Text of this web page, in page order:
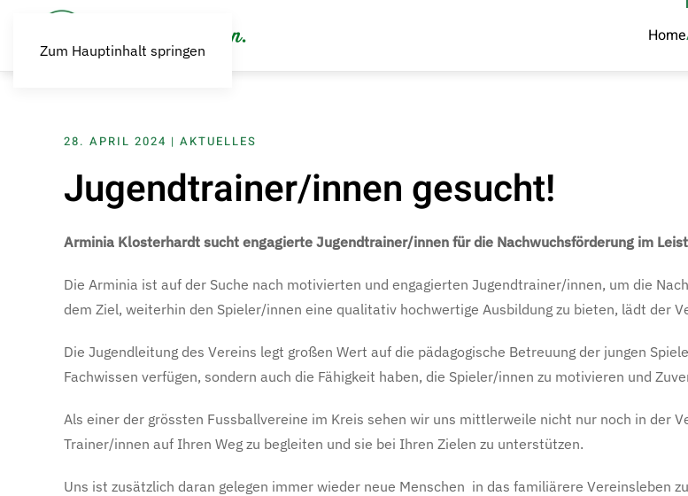
Zum Hauptinhalt springen
Home
28. APRIL 2024 | AKTUELLES
Jugendtrainer/innen gesucht!
Arminia Klosterhardt sucht engagierte Jugendtrainer/innen für die Nachwuchsförderung im
Die Arminia ist auf der Suche nach motivierten und engagierten Jugendtrainer/innen, um die
dem Ziel, weiterhin den Spieler/innen eine qualitativ hochwertige Ausbildung zu bieten, lädt der
Die Jugendleitung des Vereins legt großen Wert auf die pädagogische Betreuung der jungen
Fachwissen verfügen, sondern auch die Fähigkeit haben, die Spieler/innen zu motivieren und
Als einer der grössten Fussballvereine im Kreis sehen wir uns mittlerweile nicht nur noch in der
Trainer/innen auf Ihren Weg zu begleiten und sie bei Ihren Zielen zu unterstützen.
Uns ist zusätzlich daran gelegen immer wieder neue Menschen in das familiärere Vereinsleben